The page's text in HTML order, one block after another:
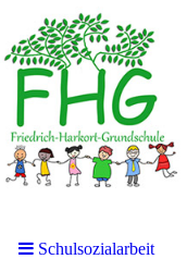
Schulsozialarbeit